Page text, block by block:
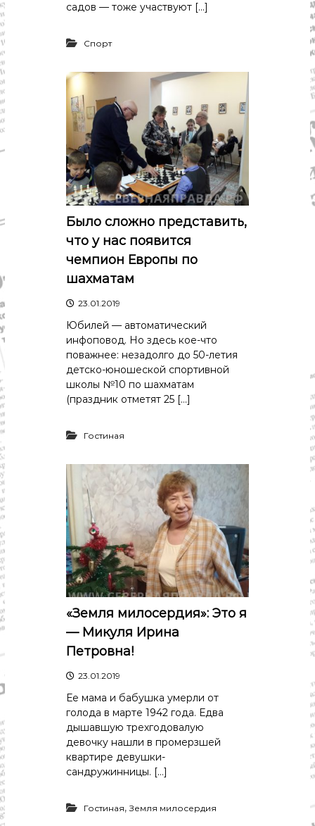
садов — тоже участвуют […]
Спорт
Было сложно представить,
что у нас появится
чемпион Европы по
шахматам
23.01.2019
Юбилей — автоматический
инфоповод. Но здесь кое-что
поважнее: незадолго до 50-летия
детско-юношеской спортивной
школы №10 по шахматам
(праздник отметят 25 […]
Гостиная
«Земля милосердия»: Это я
— Микуля Ирина
Петровна!
23.01.2019
Ее мама и бабушка умерли от
голода в марте 1942 года. Едва
дышавшую трехгодовалую
девочку нашли в промерзшей
квартире девушки-
сандружинницы. […]
Гостиная,Земля милосердия